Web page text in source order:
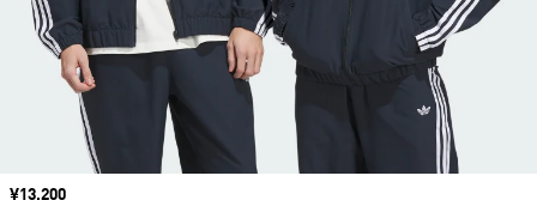
価格
¥13,200